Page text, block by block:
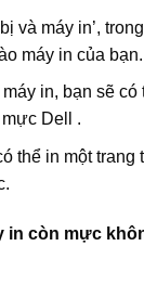
và máy in’,
máy in của bạn.
in, bạn sẽ có
Dell .
thể in một trang
in còn mực